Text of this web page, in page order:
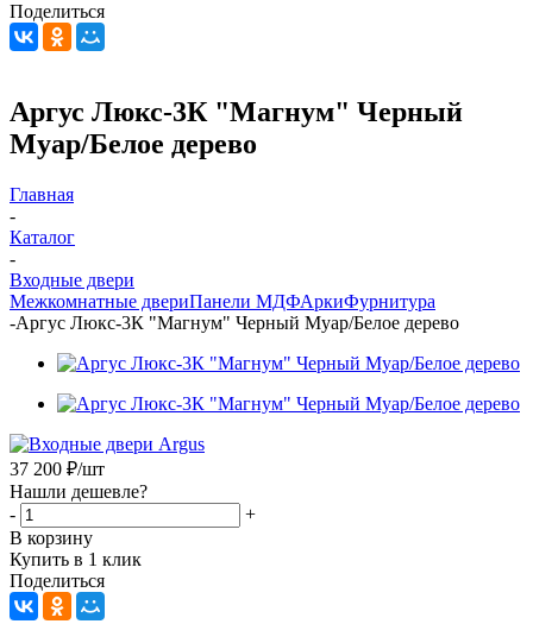
Поделиться
Аргус Люкс-3К "Магнум" Черный
Муар/Белое дерево
Главная
-
Каталог
-
Входные двери
Межкомнатные двериПанели МДФАркиФурнитура
-Аргус Люкс-3К "Магнум" Черный Муар/Белое дерево
37 200 ₽/шт
Нашли дешевле?
-
+
В корзину
Купить в 1 клик
Поделиться